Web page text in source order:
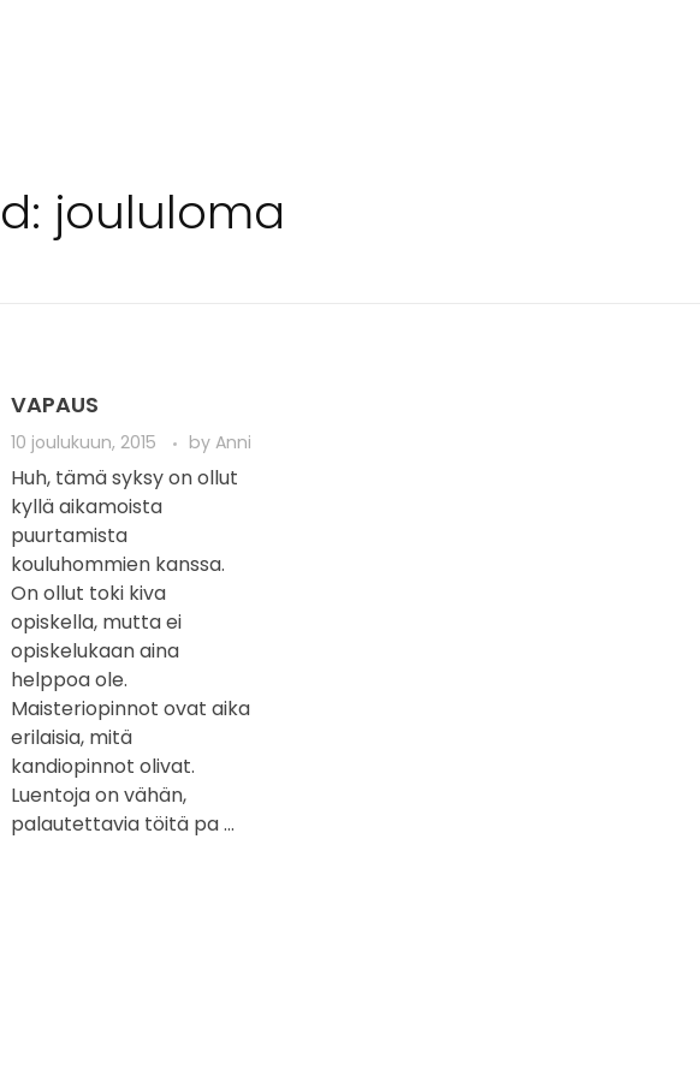
joululoma
VAPAUS
10 joulukuun, 2015 by Anni
Huh, tämä syksy on ollut
kyllä aikamoista
puurtamista
kouluhommien kanssa.
On ollut toki kiva
opiskella, mutta ei
opiskelukaan aina
helppoa ole.
Maisteriopinnot ovat aika
erilaisia, mitä
kandiopinnot olivat.
Luentoja on vähän,
palautettavia töitä pa ...